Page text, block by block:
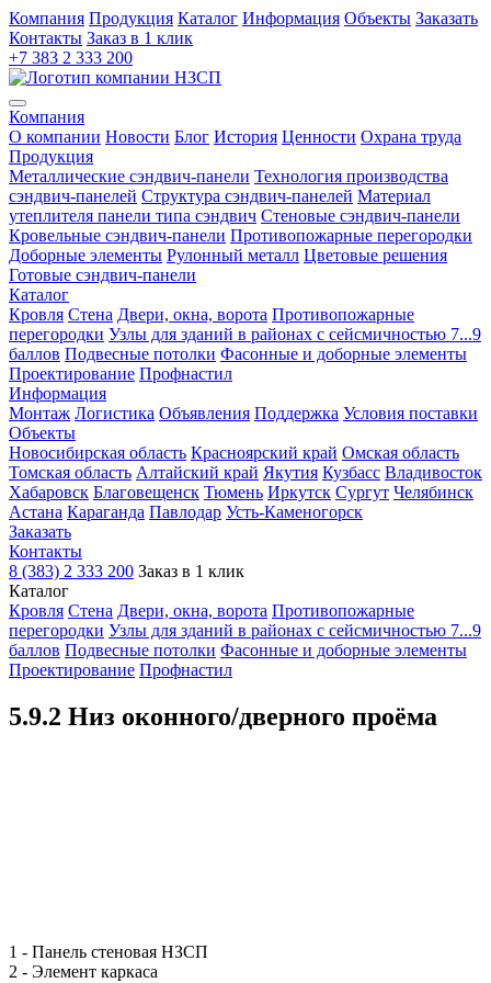
Компания Продукция Каталог Информация Объекты Заказать
Контакты Заказ в 1 клик
+7 383 2 333 200
Компания
О компании Новости Блог История Ценности Охрана труда
Продукция
Металлические сэндвич-панели Технология производства
сэндвич-панелей Структура сэндвич-панелей Материал
утеплителя панели типа сэндвич Стеновые сэндвич-панели
Кровельные сэндвич-панели Противопожарные перегородки
Доборные элементы Рулонный металл Цветовые решения
Готовые сэндвич-панели
Каталог
Кровля Cтена Двери, окна, ворота Противопожарные
перегородки Узлы для зданий в районах с сейсмичностью 7...9
баллов Подвесные потолки Фасонные и доборные элементы
Проектирование Профнастил
Информация
Монтаж Логистика Объявления Поддержка Условия поставки
Объекты
Новосибирская область Красноярский край Омская область
Томская область Алтайский край Якутия Кузбасс Владивосток
Хабаровск Благовещенск Тюмень Иркутск Сургут Челябинск
Астана Караганда Павлодар Усть-Каменогорск
Заказать
Контакты
8 (383) 2 333 200 Заказ в 1 клик
Каталог
Кровля Cтена Двери, окна, ворота Противопожарные
перегородки Узлы для зданий в районах с сейсмичностью 7...9
баллов Подвесные потолки Фасонные и доборные элементы
Проектирование Профнастил
5.9.2 Низ оконного/дверного проёма
1 - Панель стеновая НЗСП
2 - Элемент каркаса